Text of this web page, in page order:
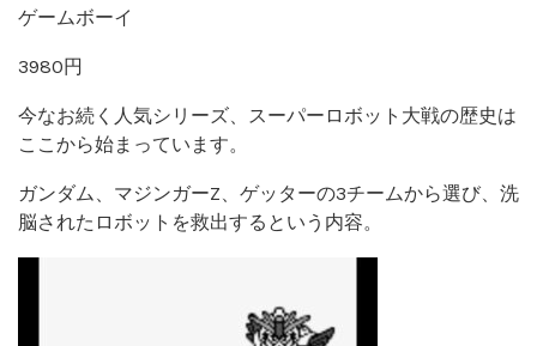
ゲームボーイ
3980円
今なお続く人気シリーズ、スーパーロボット大戦の歴史は
ここから始まっています。
ガンダム、マジンガーZ、ゲッターの3チームから選び、洗
脳されたロボットを救出するという内容。